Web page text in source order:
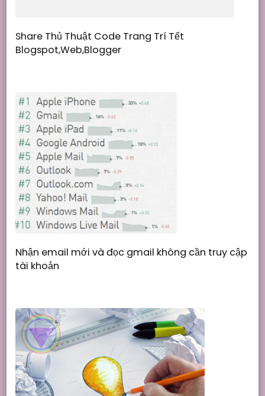
Share Thủ Thuật Code Trang Trí Tết
Blogspot,Web,Blogger
Nhận email mới và đọc gmail không cần truy cập
tài khoản